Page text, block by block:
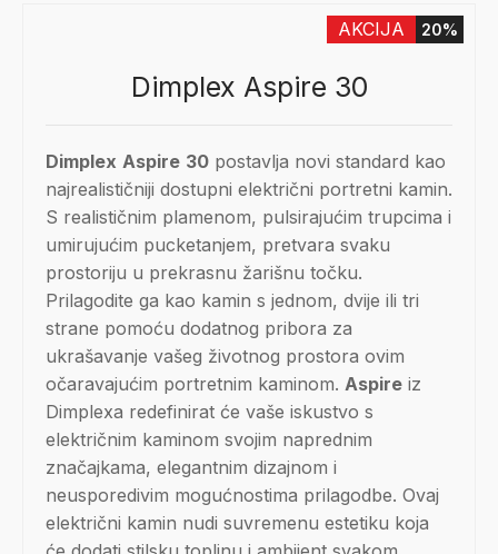
Dimplex Aspire 30
AKCIJA 20%
Dimplex Aspire 30 postavlja novi standard kao
najrealističniji dostupni električni portretni kamin.
S realističnim plamenom, pulsirajućim trupcima i
umirujućim pucketanjem, pretvara svaku
prostoriju u prekrasnu žarišnu točku.
Prilagodite ga kao kamin s jednom, dvije ili tri
strane pomoću dodatnog pribora za
ukrašavanje vašeg životnog prostora ovim
očaravajućim portretnim kaminom. Aspire iz
Dimplexa redefinirat će vaše iskustvo s
električnim kaminom svojim naprednim
značajkama, elegantnim dizajnom i
neusporedivim mogućnostima prilagodbe. Ovaj
električni kamin nudi suvremenu estetiku koja